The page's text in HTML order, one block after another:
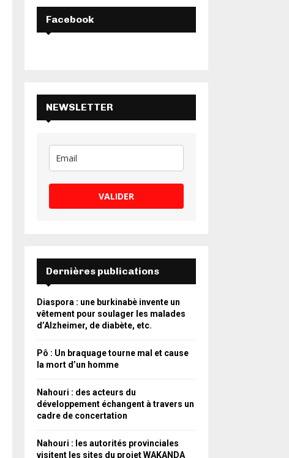
Facebook
NEWSLETTER
VALIDER
Dernières publications
Diaspora : une burkinabè invente un
vêtement pour soulager les malades
d’Alzheimer, de diabète, etc.
Pô : Un braquage tourne mal et cause
la mort d’un homme
Nahouri : des acteurs du
développement échangent à travers un
cadre de concertation
Nahouri : les autorités provinciales
visitent les sites du projet WAKANDA